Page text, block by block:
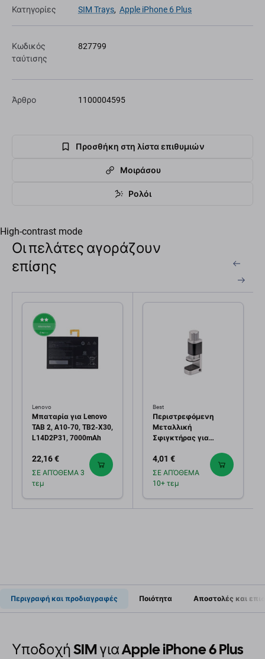
Κατηγορίες SIM Trays, Apple iPhone 6 Plus
Κωδικός
ταύτισης
827799
Άρθρο 1100004595
Προσθήκη στη λίστα επιθυμιών
Μοιράσου
Ρολόι
High-contrast mode
Οι πελάτες αγοράζουν
επίσης
Lenovo
Μπαταρία για Lenovo
TAB 2, A10-70, TB2-X30,
L14D2P31, 7000mAh
22,16 €
ΣΕ ΑΠΌΘΕΜΑ 3
τεμ
Best
Περιστρεφόμενη
Μεταλλική
Σφιγκτήρας για
- Εύρος 15mm
4,01 €
ΣΕ ΑΠΌΘΕΜΑ
10+ τεμ
Περιγραφή και προδιαγραφές Ποιότητα Αποστολές και
Υποδοχή SIM για Apple iPhone 6 Plus